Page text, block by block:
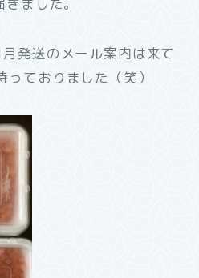
発送のメール案内は来て
ておりました（笑）